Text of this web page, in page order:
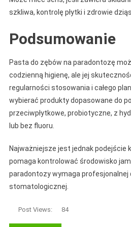
szkliwa, kontrolę płytki i zdrowie
Podsumowanie
Pasta do zębów na paradontozę
codzienną higienę, ale jej
regularności stosowania i całego
wybierać produkty dopasowane do
przeciwpłytkowe, probiotyczne, z
lub bez fluoru.
Najważniejsze jest jednak podejście
pomaga kontrolować środowisko
paradontozy wymaga profesjonalnej
stomatologicznej.
Post Views: 84